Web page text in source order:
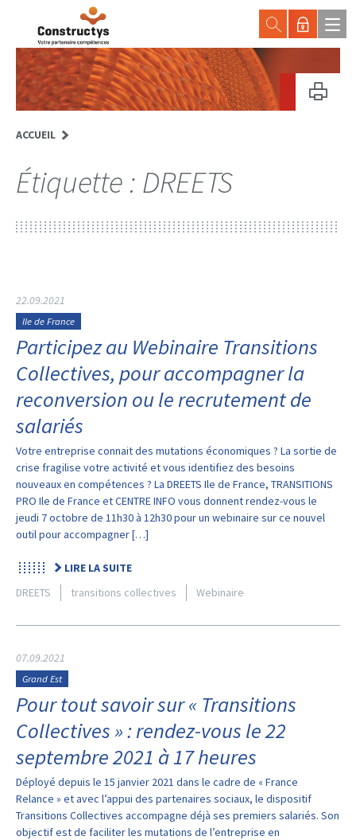
ACCUEIL
Étiquette : DREETS
22.09.2021
Ile de France
Participez au Webinaire Transitions
Collectives, pour accompagner la
reconversion ou le recrutement de
salariés
Votre entreprise connait des mutations économiques ? La sortie de
crise fragilise votre activité et vous identifiez des besoins
nouveaux en compétences ? La DREETS Ile de France, TRANSITIONS
PRO Ile de France et CENTRE INFO vous donnent rendez-vous le
jeudi 7 octobre de 11h30 à 12h30 pour un webinaire sur ce nouvel
outil pour accompagner […]
LIRE LA SUITE
DREETS
transitions collectives Webinaire
07.09.2021
Grand Est
Pour tout savoir sur « Transitions
Collectives » : rendez-vous le 22
septembre 2021 à 17 heures
Déployé depuis le 15 janvier 2021 dans le cadre de « France
Relance » et avec l’appui des partenaires sociaux, le dispositif
Transitions Collectives accompagne déjà ses premiers salariés. Son
objectif est de faciliter les mutations de l’entreprise en